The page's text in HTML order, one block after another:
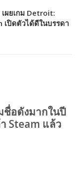
ผยเกม Detroit:
เปิดตัวได้ดีในบรรดา
ชื่อดังมากในปี
Steam แล้ว